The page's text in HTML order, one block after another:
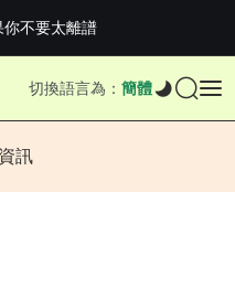
不要太離譜
貫對上全滿亞，德約...
正式上線，官...
切換語言為： 簡體
訊